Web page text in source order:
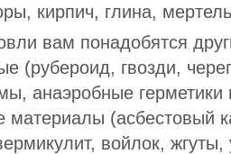
кирпич, глина,
вам понадобятся
(рубероид, гвозди,
анаэробные герметики
материалы (асбестовый
войлок, жгуты,